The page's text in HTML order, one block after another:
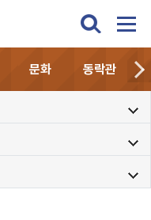
문화 동락관